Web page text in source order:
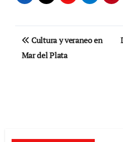
Navegación
de
Cultura y veraneo en
Mar del Plata